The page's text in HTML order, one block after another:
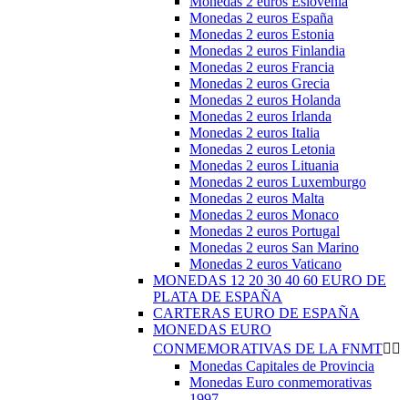
Monedas 2 euros España
Monedas 2 euros Estonia
Monedas 2 euros Finlandia
Monedas 2 euros Francia
Monedas 2 euros Grecia
Monedas 2 euros Holanda
Monedas 2 euros Irlanda
Monedas 2 euros Italia
Monedas 2 euros Letonia
Monedas 2 euros Lituania
Monedas 2 euros Luxemburgo
Monedas 2 euros Malta
Monedas 2 euros Monaco
Monedas 2 euros Portugal
Monedas 2 euros San Marino
Monedas 2 euros Vaticano
MONEDAS 12 20 30 40 60 EURO DE
PLATA DE ESPAÑA
CARTERAS EURO DE ESPAÑA
MONEDAS EURO
CONMEMORATIVAS DE LA FNMT 
Monedas Capitales de Provincia
Monedas Euro conmemorativas